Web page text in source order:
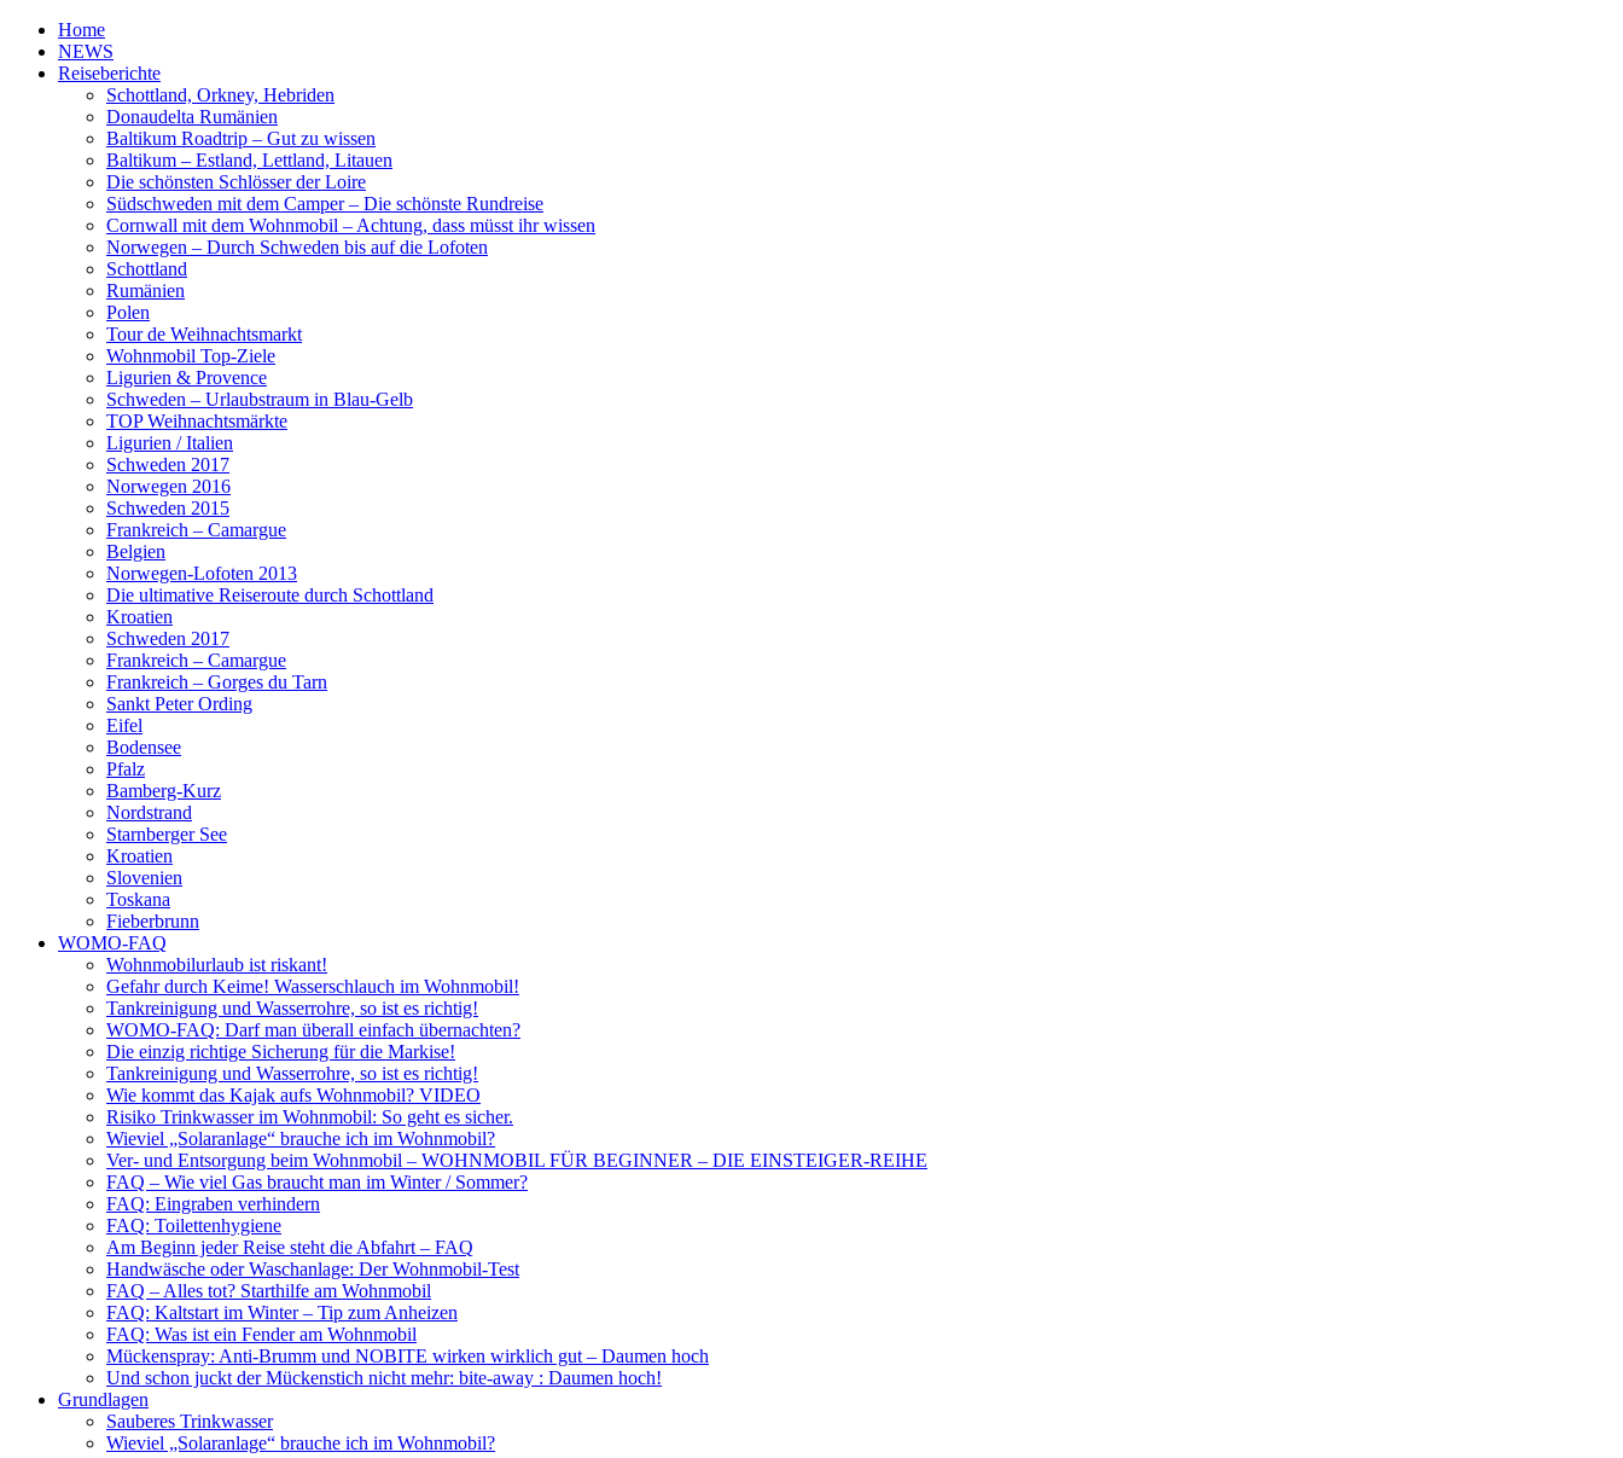
Home
NEWS
Reiseberichte
Schottland, Orkney, Hebriden
Donaudelta Rumänien
Baltikum Roadtrip – Gut zu wissen
Baltikum – Estland, Lettland, Litauen
Die schönsten Schlösser der Loire
Südschweden mit dem Camper – Die schönste Rundreise
Cornwall mit dem Wohnmobil – Achtung, dass müsst ihr wissen
Norwegen – Durch Schweden bis auf die Lofoten
Schottland
Rumänien
Polen
Tour de Weihnachtsmarkt
Wohnmobil Top-Ziele
Ligurien & Provence
Schweden – Urlaubstraum in Blau-Gelb
TOP Weihnachtsmärkte
Ligurien / Italien
Schweden 2017
Norwegen 2016
Schweden 2015
Frankreich – Camargue
Belgien
Norwegen-Lofoten 2013
Die ultimative Reiseroute durch Schottland
Kroatien
Schweden 2017
Frankreich – Camargue
Frankreich – Gorges du Tarn
Sankt Peter Ording
Eifel
Bodensee
Pfalz
Bamberg-Kurz
Nordstrand
Starnberger See
Kroatien
Slovenien
Toskana
Fieberbrunn
WOMO-FAQ
Wohnmobilurlaub ist riskant!
Gefahr durch Keime! Wasserschlauch im Wohnmobil!
Tankreinigung und Wasserrohre, so ist es richtig!
WOMO-FAQ: Darf man überall einfach übernachten?
Die einzig richtige Sicherung für die Markise!
Tankreinigung und Wasserrohre, so ist es richtig!
Wie kommt das Kajak aufs Wohnmobil? VIDEO
Risiko Trinkwasser im Wohnmobil: So geht es sicher.
Wieviel „Solaranlage“ brauche ich im Wohnmobil?
Ver- und Entsorgung beim Wohnmobil – WOHNMOBIL FÜR BEGINNER – DIE EINSTEIGER-REIHE
FAQ – Wie viel Gas braucht man im Winter / Sommer?
FAQ: Eingraben verhindern
FAQ: Toilettenhygiene
Am Beginn jeder Reise steht die Abfahrt – FAQ
Handwäsche oder Waschanlage: Der Wohnmobil-Test
FAQ – Alles tot? Starthilfe am Wohnmobil
FAQ: Kaltstart im Winter – Tip zum Anheizen
FAQ: Was ist ein Fender am Wohnmobil
Mückenspray: Anti-Brumm und NOBITE wirken wirklich gut – Daumen hoch
Und schon juckt der Mückenstich nicht mehr: bite-away : Daumen hoch!
Grundlagen
Sauberes Trinkwasser
Wieviel „Solaranlage“ brauche ich im Wohnmobil?